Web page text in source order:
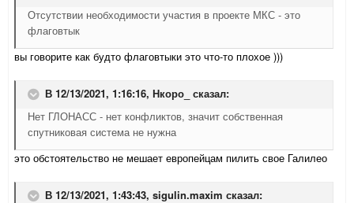
Отсутствии необходимости участия в проекте МКС - это
флаговтык
вы говорите как будто флаговтыки это что-то плохое )))
В 12/13/2021, 1:16:16, Нкоро_ сказал:
Нет ГЛОНАСС - нет конфликтов, значит собственная
спутниковая система не нужна
это обстоятельство не мешает европейцам пилить свое Галилео
В 12/13/2021, 1:43:43, sigulin.maxim сказал: